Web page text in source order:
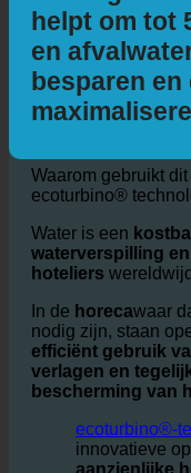
+ energie:
helpt om tot
en
Waarom gebruikt
ecoturbino®
waterverspilling
hoteliers
In dehoreca waar
nodig zijn, staan
efficiënt gebruik
verlagen en
bescherming van